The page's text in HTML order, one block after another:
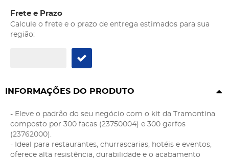
Frete e Prazo
Calcule o frete e o prazo de entrega estimados para sua
região:
INFORMAÇÕES DO PRODUTO
- Eleve o padrão do seu negócio com o kit da Tramontina
composto por 300 facas (23750004) e 300 garfos
(23762000).
- Ideal para restaurantes, churrascarias, hotéis e eventos,
oferece alta resistência, durabilidade e o acabamento